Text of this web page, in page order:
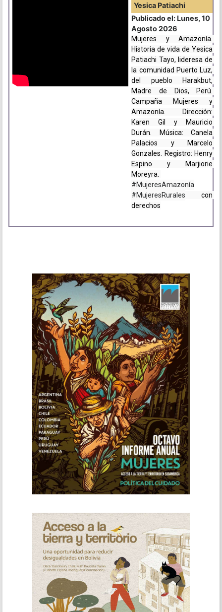
Yesica Patiachi
Publicado el: Lunes, 10
Agosto 2026
Mujeres y Amazonía.
Historia de vida de Yesica
Patiachi Tayo, lideresa de
la comunidad Puerto Luz,
del pueblo Harakbut,
Madre de Dios, Perú.
Campaña Mujeres y
Amazonía. Dirección:
Karen Gil y Mauricio
Durán. Música: Canela
Palacios y Marcelo
Gonzales. Registro: Henry
Espino y Marjiorie
Moreyra.
#MujeresAmazonía
#MujeresRurales con
derechos